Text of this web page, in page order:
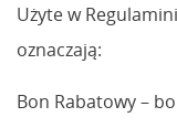
Użyte w
oznaczają:
Bon Rabatowy –